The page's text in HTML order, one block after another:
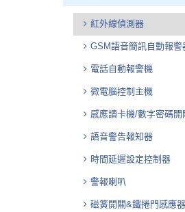
紅外線偵測器
GSM語音簡訊自動報警
電話自動報警機
微電腦控制主機
感應讀卡機/數字密碼開
語音警告報知器
時間延遲設定控制器
警報喇叭
磁簧開關&鐵捲門感應器